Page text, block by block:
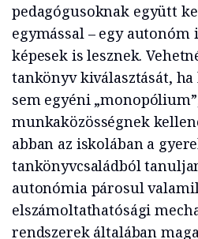
pedagógusoknak együtt
egymással – egy
képesek is lesznek.
tankönyv kiválasztását,
sem egyéni
munkaközösségnek
abban az iskolában a
tankönyvcsaládból
autonómia párosul
elszámoltathatósági
rendszerek általában